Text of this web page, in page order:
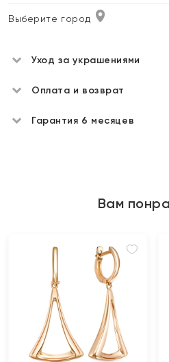
Выберите город
Уход за украшениями
Оплата и возврат
Гарантия 6 месяцев
Вам